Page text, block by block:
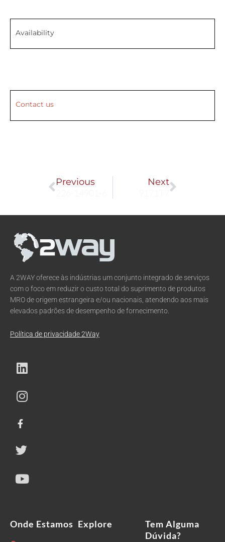
Availability
Contact us
Prev
Previous
NextNext
A 2WAY oferece às indústrias um conjunto integrado de serviços
com o foco em reduzir o custo total do suprimento de produtos
MRO de origem estrangeira e/ou nacionais, atendendo aos mais
elevados padrões de desempenho de fornecimento.
Política de privacidade 2Way
Onde Estamos Explore
Tem Alguma
Dúvida?